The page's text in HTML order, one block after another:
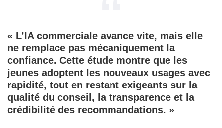
« L’IA commerciale avance vite, mais elle
ne remplace pas mécaniquement la
confiance. Cette étude montre que les
jeunes adoptent les nouveaux usages avec
rapidité, tout en restant exigeants sur la
qualité du conseil, la transparence et la
crédibilité des recommandations. »